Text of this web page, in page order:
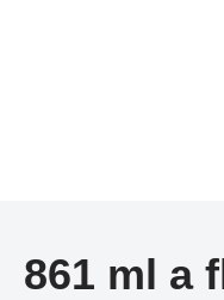
861 ml a